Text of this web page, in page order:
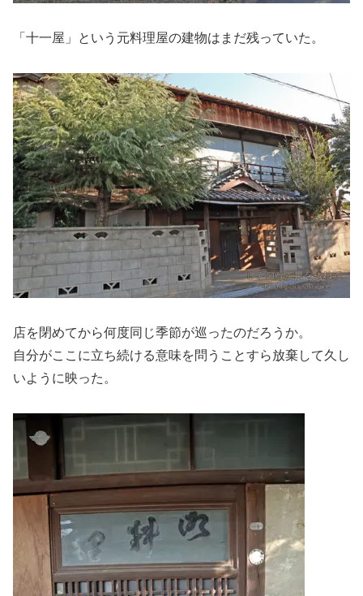
「十一屋」という元料理屋の建物はまだ残っていた。
店を閉めてから何度同じ季節が巡ったのだろうか。
自分がここに立ち続ける意味を問うことすら放棄して久し
いように映った。